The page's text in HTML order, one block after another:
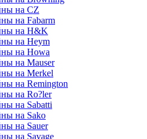
на CZ
на Fabarm
на H&K
на Heym
на Howa
на Mauser
на Merkel
на Remington
на Ro?ler
на Sabatti
на Sako
на Sauer
на Savage